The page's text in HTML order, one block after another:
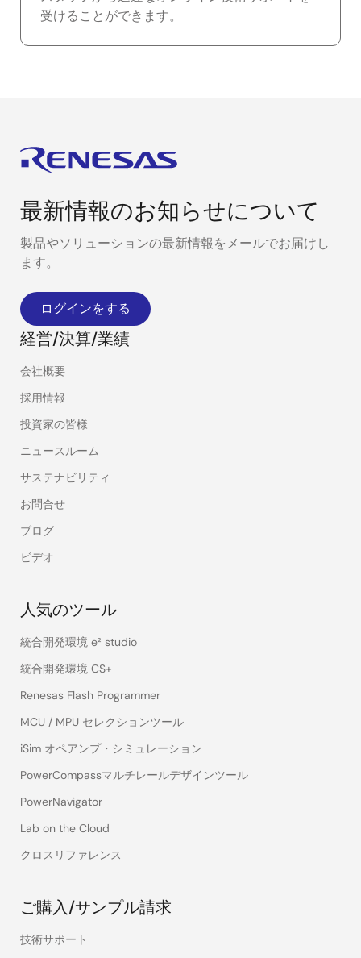
受けることができます。
最新情報のお知らせについて
製品やソリューションの最新情報をメールでお届けし
ます。
ログインをする
経営/決算/業績
会社概要
採用情報
投資家の皆様
ニュースルーム
サステナビリティ
お問合せ
ブログ
ビデオ
人気のツール
統合開発環境 e² studio
統合開発環境 CS+
Renesas Flash Programmer
MCU / MPU セレクションツール
iSim オペアンプ・シミュレーション
PowerCompassマルチレールデザインツール
PowerNavigator
Lab on the Cloud
クロスリファレンス
ご購入/サンプル請求
技術サポート